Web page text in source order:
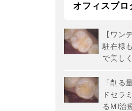
オフィスブロ
【ワン
駐在様
で美し
「削る
ドセラ
るMI治